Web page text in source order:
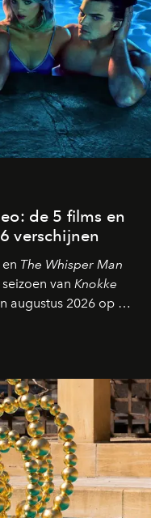
de 5 films en
verschijnen
The Whisper Man
van Knokke
augustus 2026 op de